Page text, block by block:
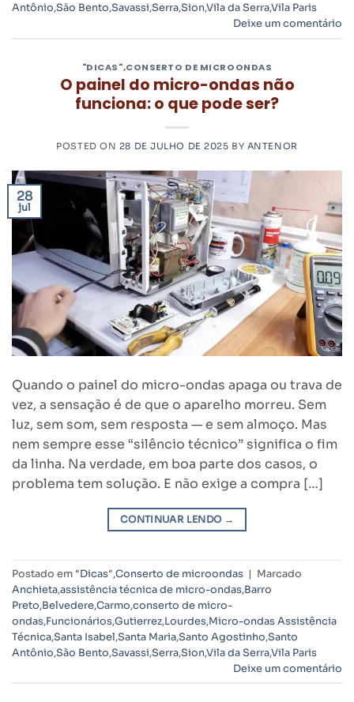
Antônio,São Bento,Savassi,Serra,Sion,Vila da Serra,Vila Paris
Deixe um comentário
"DICAS",CONSERTO DE MICROONDAS
O painel do micro-ondas não
funciona: o que pode ser?
POSTED ON 28 DE JULHO DE 2025 BY ANTENOR
28
jul
Quando o painel do micro-ondas apaga ou trava de
vez, a sensação é de que o aparelho morreu. Sem
luz, sem som, sem resposta — e sem almoço. Mas
nem sempre esse “silêncio técnico” significa o fim
da linha. Na verdade, em boa parte dos casos, o
problema tem solução. E não exige a compra […]
CONTINUAR LENDO →
Postado em "Dicas",Conserto de microondas | Marcado
Anchieta,assistência técnica de micro-ondas,Barro
Preto,Belvedere,Carmo,conserto de micro-
ondas,Funcionários,Gutierrez,Lourdes,Micro-ondas Assistência
Técnica,Santa Isabel,Santa Maria,Santo Agostinho,Santo
Antônio,São Bento,Savassi,Serra,Sion,Vila da Serra,Vila Paris
Deixe um comentário